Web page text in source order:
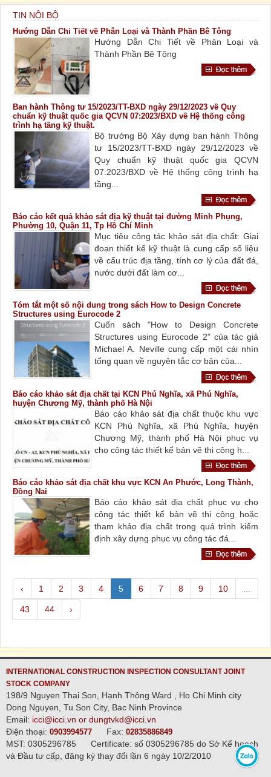
TIN NỘI BỘ
Hướng Dẫn Chi Tiết về Phân Loại và Thành Phần Bê Tông
Hướng Dẫn Chi Tiết về Phân Loại và
Thành Phần Bê Tông
Ban hành Thông tư 15/2023/TT-BXD ngày 29/12/2023 về Quy
chuẩn kỹ thuật quốc gia QCVN 07:2023/BXD về Hệ thống công
trình hạ tầng kỹ thuật.
Bộ trưởng Bộ Xây dựng ban hành Thông
tư 15/2023/TT-BXD ngày 29/12/2023 về
Quy chuẩn kỹ thuật quốc gia QCVN
07:2023/BXD về Hệ thống công trình hạ
tầng...
Báo cáo kết quả khảo sát địa kỹ thuật tại đường Minh Phụng,
Phường 10, Quận 11, Tp Hồ Chí Minh
Mục tiêu công tác khảo sát địa chất: Giai
đoạn thiết kế kỹ thuật là cung cấp số liệu
về cấu trúc địa tầng, tính cơ lý của đất đá,
nước dưới đất làm cơ...
Tóm tắt một số nội dung trong sách How to Design Concrete
Structures using Eurocode 2
Cuốn sách "How to Design Concrete
Structures using Eurocode 2" của tác giả
Michael A. Neville cung cấp một cái nhìn
tổng quan về nguyên tắc cơ bản của...
Báo cáo khảo sát địa chất tại KCN Phú Nghĩa, xã Phú Nghĩa,
huyện Chương Mỹ, thành phố Hà Nội
Báo cáo khảo sát địa chất thuộc khu vực
KCN Phú Nghĩa, xã Phú Nghĩa, huyện
Chương Mỹ, thành phố Hà Nội phục vụ
cho công tác thiết kế bản vẽ thi công h...
Báo cáo khảo sát địa chất khu vực KCN An Phước, Long Thành,
Đồng Nai
Báo cáo khảo sát địa chất phục vụ cho
công tác thiết kế bản vẽ thi công hoặc
tham khảo địa chất trong quá trình kiểm
định xây dựng phục vụ công tác đá...
‹ 1 2 3 4 5 6 7 8 9 10 ...
43 44 ›
INTERNATIONAL CONSTRUCTION INSPECTION CONSULTANT JOINT
STOCK COMPANY
198/9 Nguyen Thai Son, Hạnh Thông Ward , Ho Chi Minh city
Dong Nguyen, Tu Son City, Bac Ninh Province
Email: icci@icci.vn or dungtvkd@icci.vn
Điện thoại: 0903994577 Fax: 02835886849
MST: 0305296785
Certificate: số 0305296785 do Sở Kế hoạch
và Đầu tư cấp, đăng ký thay đổi lần 6 ngày 10/2/2010